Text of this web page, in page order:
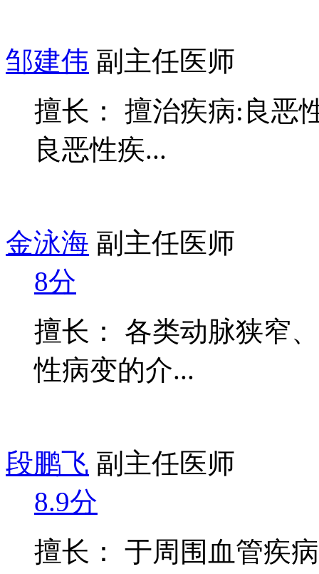
邹建伟 副主任医师
擅长： 擅治疾病:良恶
良恶性疾...
金泳海 副主任医师
8分
擅长： 各类动脉狭窄
性病变的介...
段鹏飞 副主任医师
8.9分
擅长： 于周围血管疾